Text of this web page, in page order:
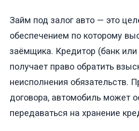
Займ под залог авто — это
обеспечением по которому
заёмщика. Кредитор (банк
получает право обратить
неисполнения обязательств.
договора, автомобиль может
передаваться на хранение